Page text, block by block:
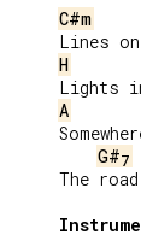
C#m
H
A
G#7
The